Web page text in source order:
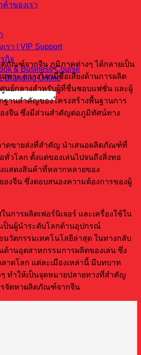
าของเรา
ดูงาน
รา | VIP Support
กิจ
& Business Course
Branding Online
ตภัณฑ์จากจีน ภูมิภาคต่างๆ ได้กลายเป็น
พาะ กวางโจวมีชื่อเสียงด้านการผลิต
ศูนย์กลางสำหรับผู้ที่ชื่นชอบแฟชั่น และผู้
ฐานสำคัญของโครงสร้างพื้นฐานการ
งจีน ซึ่งมีส่วนสำคัญต่อภูมิทัศน์ทาง
าดขายส่งที่สำคัญ นำเสนอผลิตภัณฑ์ที่
วโลก ตั้งแต่ของเล่นไปจนถึงสิ่งทอ
แสดงสินค้าที่หลากหลายของ
องจีน ซึ่งตอบสนองความต้องการของผู้
นการผลิตเฟอร์นิเจอร์ และเครื่องใช้ใน
ป็นผู้นำระดับโลกด้านอุปกรณ์
นวัตกรรมเทคโนโลยีล่าสุด ในทางกลับ
ด้านอุตสาหกรรมการผลิตของเล่น ซึ่ง
าดโลก แต่ละเมืองเหล่านี้ มีบทบาท
ทำให้เป็นจุดหมายปลายทางที่สำคัญ
จัดหาผลิตภัณฑ์จากจีน